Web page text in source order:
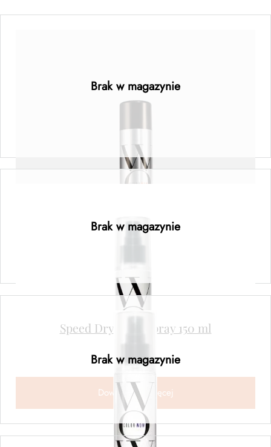
99,00zł
Dowiedz się więcej
Brak w magazynie
Brak w magazynie
Speed Dry Blow Spray 150 ml
Dowiedz się więcej
Brak w magazynie